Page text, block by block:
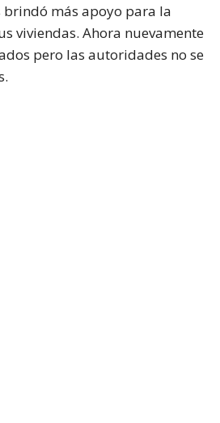
brindó más apoyo para la
viviendas. Ahora nuevamente
pero las autoridades no se